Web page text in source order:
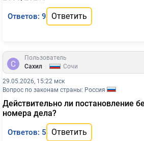
Ответов: 9 Ответить
Пользователь
Сахил
Сочи
29.05.2026, 15:22 мск
Вопрос по законам страны: Россия
Действительно ли постановление
номера дела?
Ответов: 5 Ответить